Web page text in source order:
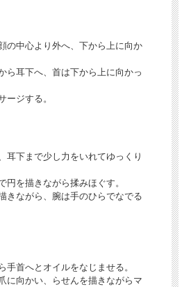
の中心より外へ、下から上に向か
ら耳下へ、首は下から上に向かっ
ージする。
耳下まで少し力をいれてゆっくり
円を描きながら揉みほぐす。
きながら、腕は手のひらでなでる
手首へとオイルをなじませる。
に向かい、らせんを描きながらマ